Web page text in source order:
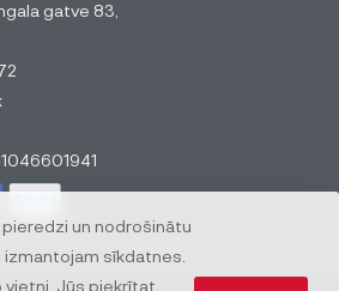
un nodrošinātu
sīkdatnes.
Jūs piekrītat
gatve 83,